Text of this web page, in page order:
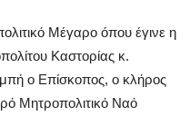
Μέγαρο όπου έγινε η
Καστορίας κ.
ο Επίσκοπος, ο κλήρος
Μητροπολιτικό Ναό